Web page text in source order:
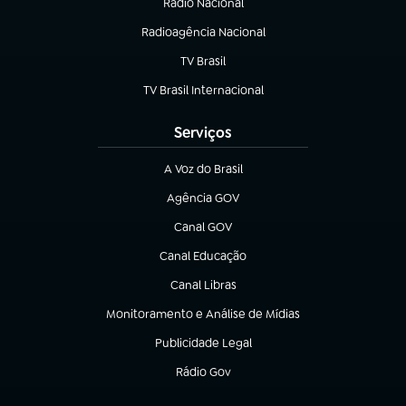
Rádio Nacional
Radioagência Nacional
(abre em nova aba)
TV Brasil
(abre em nova aba)
TV Brasil Internacional
(abre em nova aba)
Serviços
A Voz do Brasil
(abre em nova aba)
Agência GOV
(abre em nova aba)
Canal GOV
(abre em nova aba)
Canal Educação
(abre em nova aba)
Canal Libras
(abre em nova aba)
Monitoramento e Análise de Mídias
(abre em nova aba)
Publicidade Legal
(abre em nova aba)
Rádio Gov
(abre em nova aba)